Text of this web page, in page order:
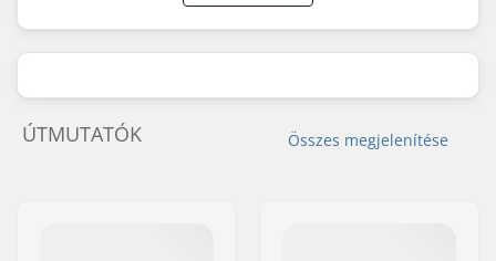
Összes megjelenítése
ÚTMUTATÓK